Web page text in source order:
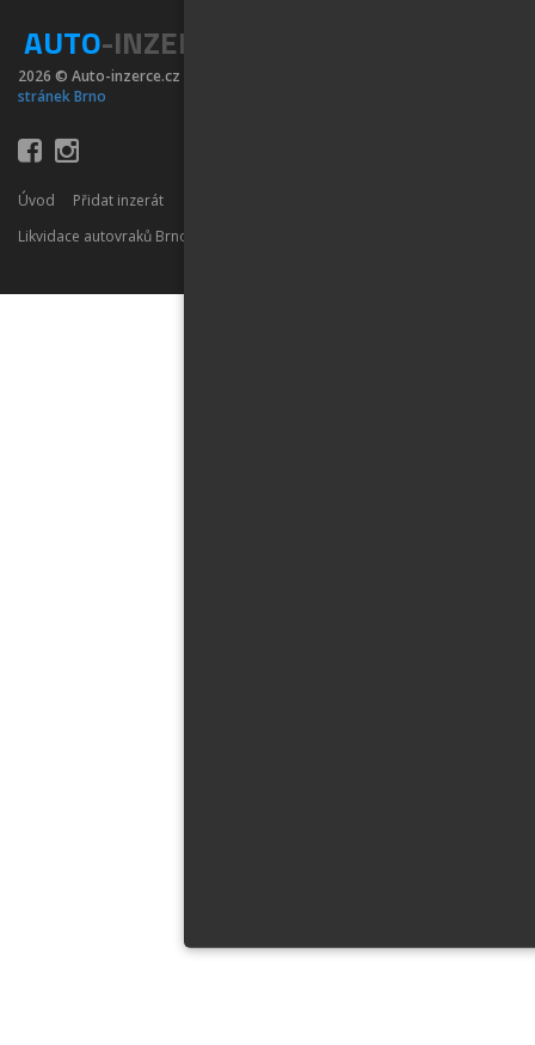
AUTO-INZERCE
2026 © Auto-inzerce.cz | Created by
stránek Brno
Úvod
Přidat inzerát
Likvidace autovraků Brno